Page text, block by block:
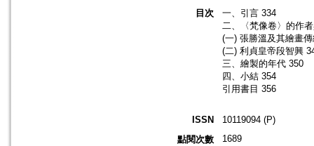
目次
一、引言 334
二、〈梵像卷〉的作
(一) 張勝溫及其繪畫
(二) 利貞皇帝段智興
三、繪製的年代 350
四、小結 354
引用書目 356
ISSN
10119094 (P)
點閱次數
1689